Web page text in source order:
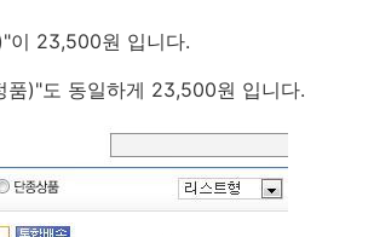
이 23,500원 입니다.
)"도 동일하게 23,500원 입니다.